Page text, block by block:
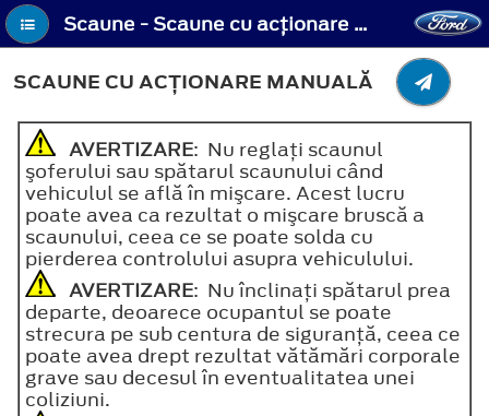
Scaune - Scaune cu acţionare manuală
SCAUNE CU ACŢIONARE MANUALĂ
AVERTIZARE: Nu reglaţi scaunul
şoferului sau spătarul scaunului când
vehiculul se află în mişcare. Acest lucru
poate avea ca rezultat o mişcare bruscă a
scaunului, ceea ce se poate solda cu
pierderea controlului asupra vehiculului.
AVERTIZARE: Nu înclinaţi spătarul prea
departe, deoarece ocupantul se poate
strecura pe sub centura de siguranţă, ceea ce
poate avea drept rezultat vătămări corporale
grave sau decesul în eventualitatea unei
coliziuni.